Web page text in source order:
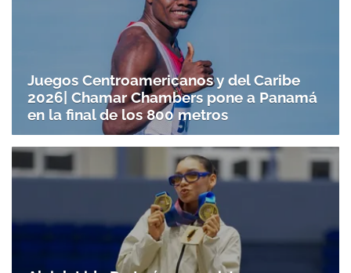
Juegos Centroamericanos y del Caribe
2026| Chamar Chambers pone a Panamá
en la final de los 800 metros